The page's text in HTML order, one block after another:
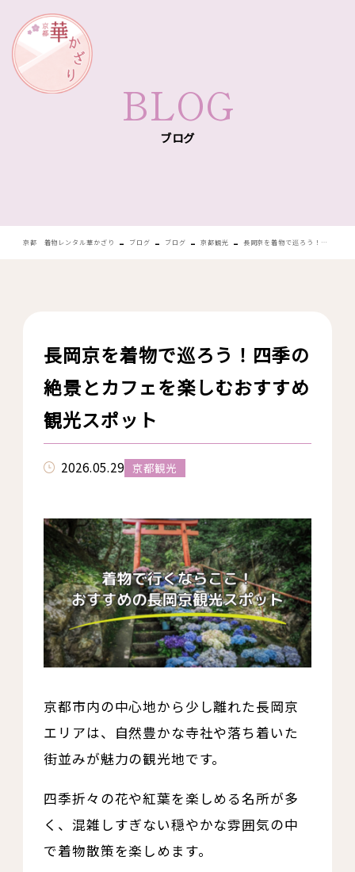
BLOG
ブログ
京都 着物レンタル華かざり - ブログ - ブログ - 京都観光 - 長岡京を着物で巡ろう！四季の絶景とカフェを楽しむおすすめ観光スポット
長岡京を着物で巡ろう！四季の
絶景とカフェを楽しむおすすめ
観光スポット
2026.05.29 京都観光
京都市内の中心地から少し離れた長岡京
エリアは、自然豊かな寺社や落ち着いた
街並みが魅力の観光地です。
四季折々の花や紅葉を楽しめる名所が多
く、混雑しすぎない穏やかな雰囲気の中
で着物散策を楽しめます。